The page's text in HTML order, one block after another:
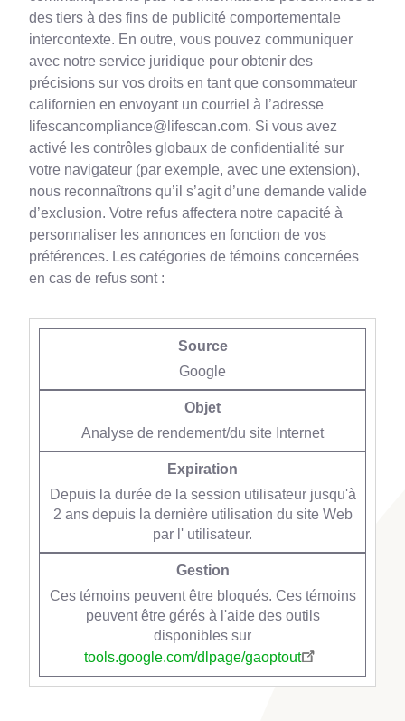
des tiers à des fins de publicité comportementale
intercontexte. En outre, vous pouvez communiquer
avec notre service juridique pour obtenir des
précisions sur vos droits en tant que consommateur
californien en envoyant un courriel à l’adresse
lifescancompliance@lifescan.com. Si vous avez
activé les contrôles globaux de confidentialité sur
votre navigateur (par exemple, avec une extension),
nous reconnaîtrons qu’il s’agit d’une demande valide
d’exclusion. Votre refus affectera notre capacité à
personnaliser les annonces en fonction de vos
préférences. Les catégories de témoins concernées
en cas de refus sont :
Google
Analyse de rendement/du site Internet
Depuis la durée de la session utilisateur jusqu'à
2 ans depuis la dernière utilisation du site Web
par l' utilisateur.
Ces témoins peuvent être bloqués. Ces témoins
peuvent être gérés à l'aide des outils
disponibles sur
tools.google.com/dlpage/gaoptout